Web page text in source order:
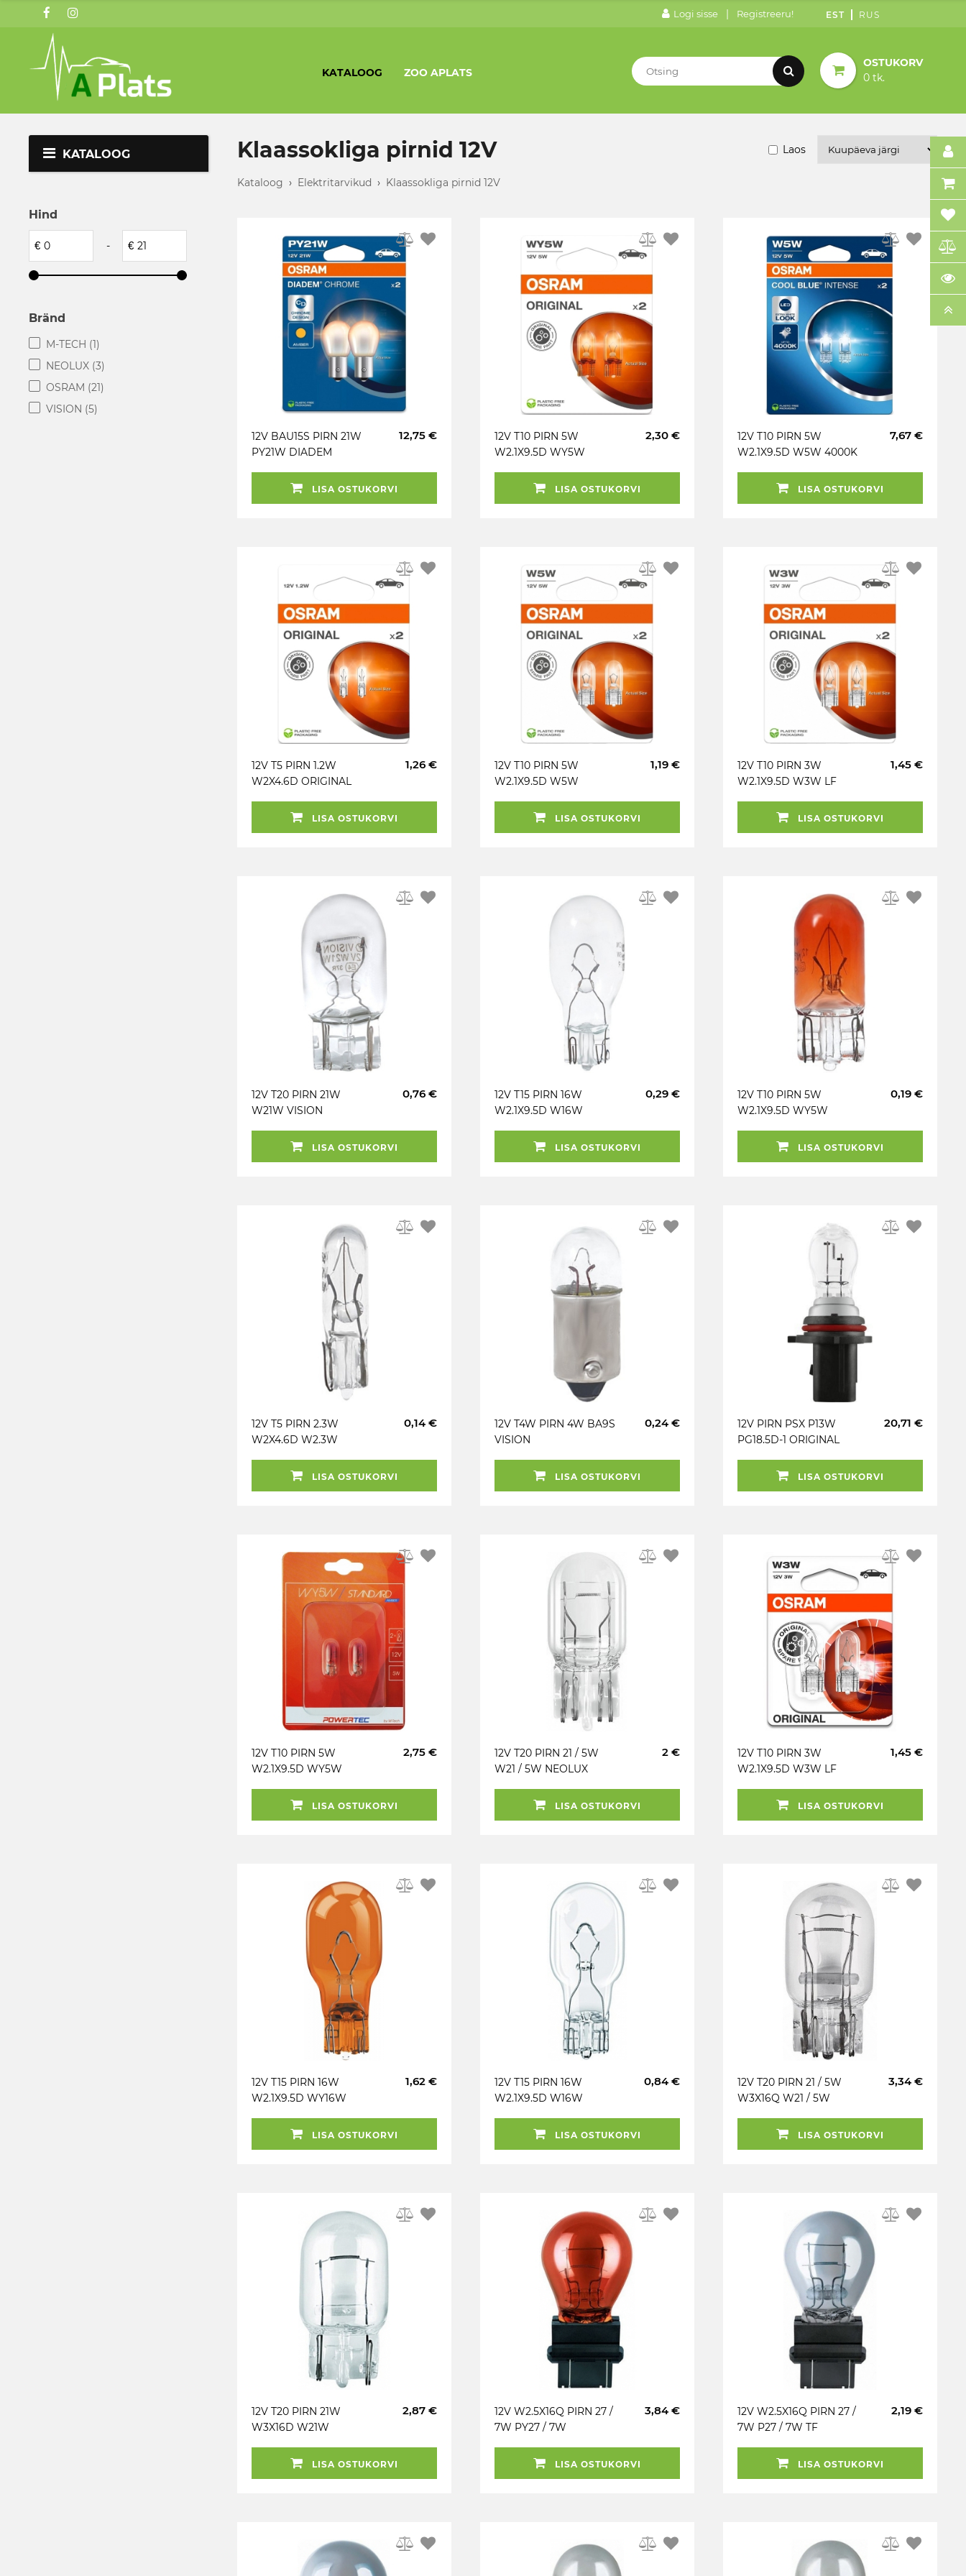
Logi sisse | Registreeru! EST RUS
KATALOOG ZOO APLATS
OSTUKORV
0 tk.
KATALOOG
Hind
€ - €
Bränd
M-TECH (1)
NEOLUX (3)
OSRAM (21)
VISION (5)
Klaassokliga pirnid 12V
Kataloog › Elektritarvikud › Klaassokliga pirnid 12V
Laos
12V BAU15S PIRN 21W
PY21W DIADEM
12,75 €
LISA OSTUKORVI
12V T10 PIRN 5W
W2.1X9.5D WY5W
BLISTER 2TK OSRAM
2,30 €
LISA OSTUKORVI
12V T10 PIRN 5W
W2.1X9.5D W5W 4000K
BLISTER 2TK OSRAM
7,67 €
LISA OSTUKORVI
12V T5 PIRN 1.2W
W2X4.6D ORIGINAL
1,26 €
LISA OSTUKORVI
12V T10 PIRN 5W
W2.1X9.5D W5W
1,19 €
LISA OSTUKORVI
12V T10 PIRN 3W
W2.1X9.5D W3W LF
1,45 €
LISA OSTUKORVI
12V T20 PIRN 21W
W21W VISION
0,76 €
LISA OSTUKORVI
12V T15 PIRN 16W
W2.1X9.5D W16W
0,29 €
LISA OSTUKORVI
12V T10 PIRN 5W
W2.1X9.5D WY5W
0,19 €
LISA OSTUKORVI
12V T5 PIRN 2.3W
W2X4.6D W2.3W
0,14 €
LISA OSTUKORVI
12V T4W PIRN 4W BA9S
VISION
0,24 €
LISA OSTUKORVI
12V PIRN PSX P13W
PG18.5D-1 ORIGINAL
20,71 €
LISA OSTUKORVI
12V T10 PIRN 5W
W2.1X9.5D WY5W
BLISTER 2TK M-TECH
2,75 €
LISA OSTUKORVI
12V T20 PIRN 21 / 5W
W21 / 5W NEOLUX
2 €
LISA OSTUKORVI
12V T10 PIRN 3W
W2.1X9.5D W3W LF
1,45 €
LISA OSTUKORVI
12V T15 PIRN 16W
W2.1X9.5D WY16W
1,62 €
LISA OSTUKORVI
12V T15 PIRN 16W
W2.1X9.5D W16W
0,84 €
LISA OSTUKORVI
12V T20 PIRN 21 / 5W
W3X16Q W21 / 5W
3,34 €
LISA OSTUKORVI
12V T20 PIRN 21W
W3X16D W21W
2,87 €
LISA OSTUKORVI
12V W2.5X16Q PIRN 27 /
7W PY27 / 7W
3,84 €
LISA OSTUKORVI
12V W2.5X16Q PIRN 27 /
7W P27 / 7W TF
2,19 €
LISA OSTUKORVI